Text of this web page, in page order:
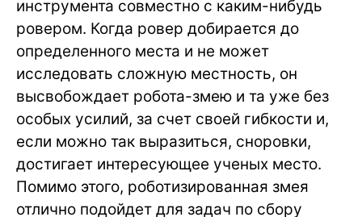
инструмента совместно с каким-нибудь
ровером. Когда ровер добирается до
определенного места и не может
исследовать сложную местность, он
высвобождает робота-змею и та уже без
особых усилий, за счет своей гибкости и,
если можно так выразиться, сноровки,
достигает интересующее ученых место.
Помимо этого, роботизированная змея
отлично подойдет для задач по сбору